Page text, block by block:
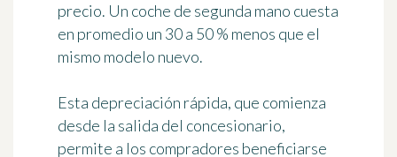
precio. Un coche de segunda mano cuesta
en promedio un 30 a 50 % menos que el
mismo modelo nuevo.
Esta depreciación rápida, que comienza
desde la salida del concesionario,
permite a los compradores beneficiarse